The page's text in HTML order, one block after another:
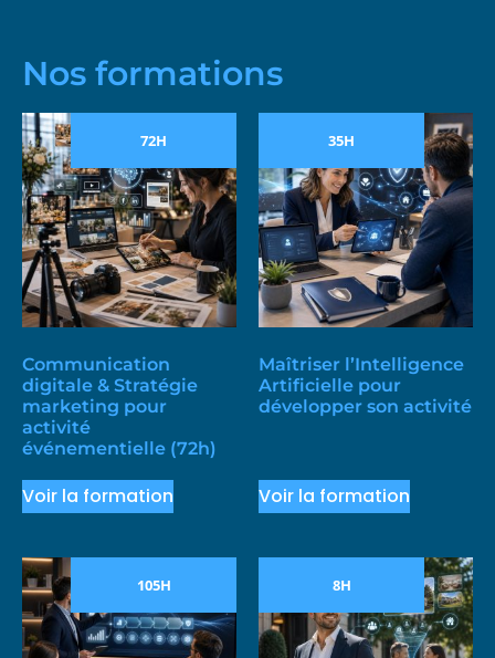
Nos formations
72H
Communication
digitale & Stratégie
marketing pour
activité
événementielle (72h)
Voir la formation
35H
Maîtriser l’Intelligence
Artificielle pour
développer son activité
Voir la formation
105H 8H